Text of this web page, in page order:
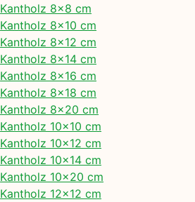
Kantholz 8×8 cm
Kantholz 8×10 cm
Kantholz 8×12 cm
Kantholz 8×14 cm
Kantholz 8×16 cm
Kantholz 8×18 cm
Kantholz 8×20 cm
Kantholz 10×10 cm
Kantholz 10×12 cm
Kantholz 10×14 cm
Kantholz 10×20 cm
Kantholz 12×12 cm